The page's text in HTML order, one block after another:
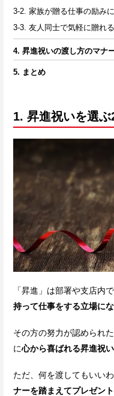
3-2. 家族が贈る仕事の励み
3-3. 友人同士で気軽に贈れ
4. 昇進祝いの渡し方のマナ
5. まとめ
1. 昇進祝いを選
「昇進」は部署や支店内
持って仕事をする立場に
その方の努力が認められ
に心から喜ばれる昇進祝
ただ、何を渡してもいい
ナーを踏まえてプレゼン